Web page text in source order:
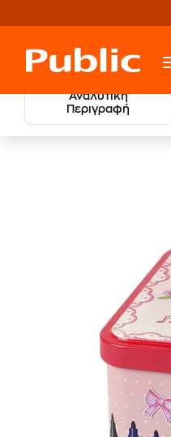
Αναλυτική
Περιγραφή
Χαρτικά & Γραφική Ύλη